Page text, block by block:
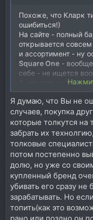
Похоже, что Кларк
ошибиться!)
На сайте - полный
открывается совсем
и ассортимент - ну
Square One -
себе - не ищется
В некоторых
иногда
Discontinued.
А как целая серия
Хорошо инет
Я думаю, что Вы не
случаев, покупка
которые толкутся
забрать их
толковые
потом постепенно
долю, но уже со
купленный бренд
убивать его сразу не
зарабатывать. Но
топить(как это